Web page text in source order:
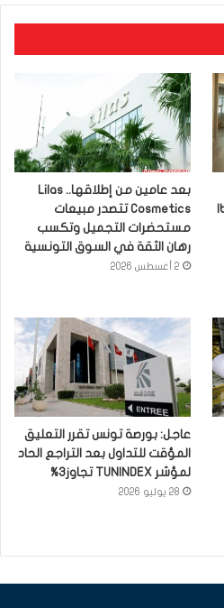
بعد عامين من إطلاقها.. Lilas
Cosmetics تتصدر مبيعات
مستحضرات التجميل وتكسب
رهان الثقة في السوق التونسية
2 أغسطس 2026
عاجل: بورصة تونس تقرر التعليق
المؤقت للتداول بعد التراجع الحاد
لمؤشر TUNINDEX تجاوز3%
28 يوليو 2026